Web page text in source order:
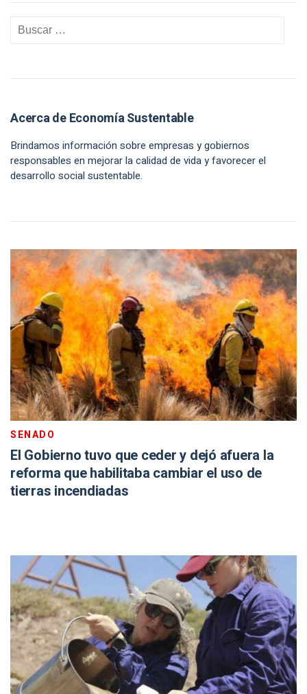
Acerca de Economía Sustentable
Brindamos información sobre empresas y gobiernos
responsables en mejorar la calidad de vida y favorecer el
desarrollo social sustentable.
SENADO
El Gobierno tuvo que ceder y dejó afuera la
reforma que habilitaba cambiar el uso de
tierras incendiadas